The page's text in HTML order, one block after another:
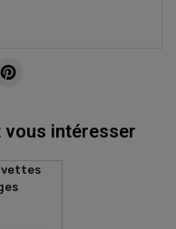
intéresser